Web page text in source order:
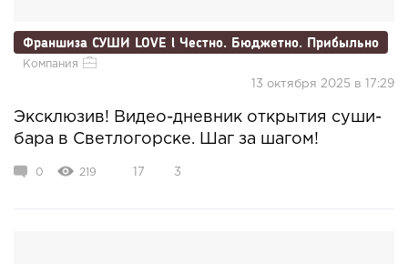
Франшиза СУШИ LOVE l Честно. Бюджетно. Прибыльно
Компания
13 октября 2025 в 17:29
Эксклюзив! Видео-дневник открытия суши-
бара в Светлогорске. Шаг за шагом!
0 219 17 3